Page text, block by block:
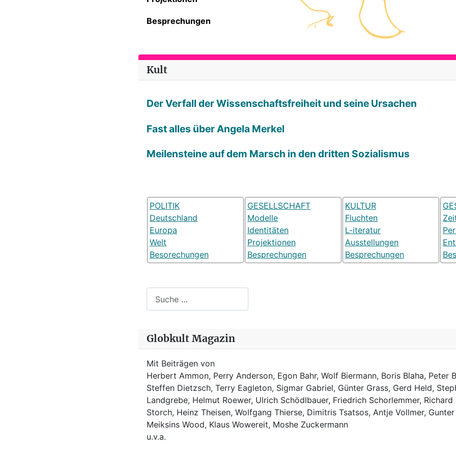
Besprechungen
Kult
Der Verfall der Wissenschaftsfreiheit und seine Ursachen
Fast alles über Angela Merkel
Meilensteine auf dem Marsch in den dritten Sozialismus
POLITIK
Deutschland
Europa
Welt
Besorechungen
GESELLSCHAFT
Modelle
Identitäten
Projektionen
Besprechungen
KULTUR
Fluchten
L-iteratur
Ausstellungen
Besprechungen
Globkult Magazin
Mit Beiträgen von
Herbert Ammon, Perry Anderson, Egon Bahr, Wolf Biermann, Boris Blaha, Peter
Steffen Dietzsch, Terry Eagleton, Sigmar Gabriel, Günter Grass, Gerd Held,
Landgrebe, Helmut Roewer, Ulrich Schödlbauer, Friedrich Schorlemmer,
Storch, Heinz Theisen, Wolfgang Thierse, Dimitris Tsatsos, Antje Vollmer,
Meiksins Wood, Klaus Wowereit, Moshe Zuckermann
u.v.a.